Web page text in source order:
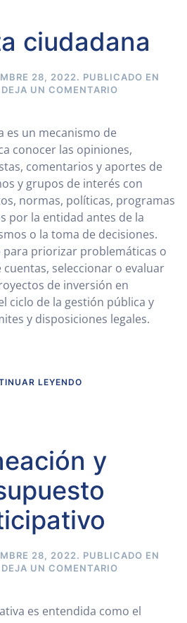
ciudadana
28, 2022. PUBLICADO EN
DEJA UN COMENTARIO
es un mecanismo de
conocer las opiniones,
comentarios y aportes de
y grupos de interés con
normas, políticas, programas
por la entidad antes de la
o la toma de decisiones.
para priorizar problemáticas o
seleccionar o evaluar
de inversión en
ciclo de la gestión pública y
y disposiciones legales.
LEYENDO
y
28, 2022. PUBLICADO EN
DEJA UN COMENTARIO
es entendida como el